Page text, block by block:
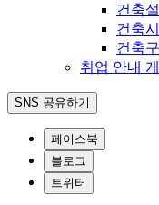
건축
건축
건축
취업 안내
SNS 공유하기
페이스북
블로그
트위터